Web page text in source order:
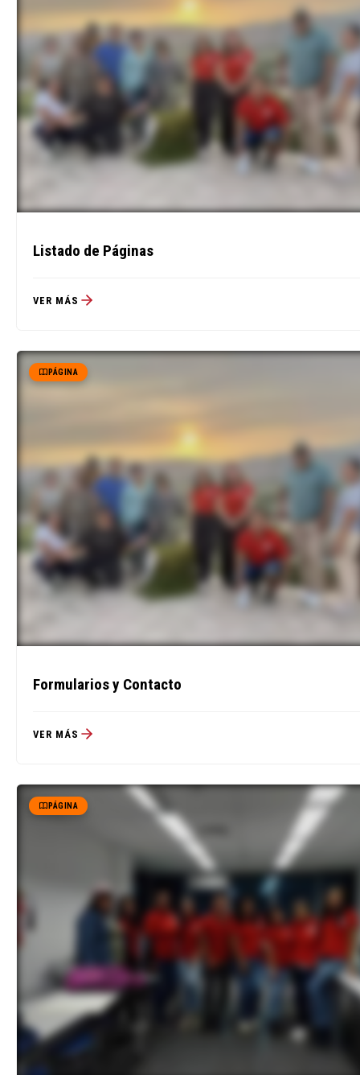
Listado de Páginas
VER MÁS
PÁGINA
Formularios y Contacto
VER MÁS
PÁGINA